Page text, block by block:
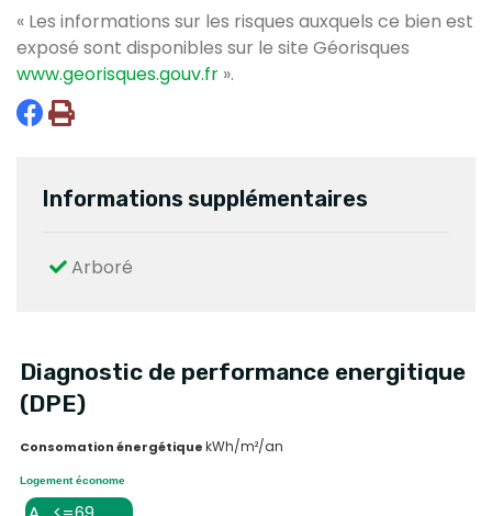
« Les informations sur les risques auxquels ce bien est
exposé sont disponibles sur le site Géorisques
www.georisques.gouv.fr ».
Informations supplémentaires
Arboré
Diagnostic de performance energitique
(DPE)
Consomation énergétiquekWh/m²/an
Logement économe